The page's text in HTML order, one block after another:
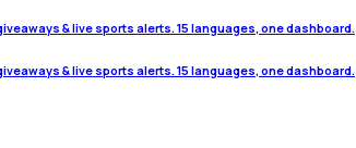
& live sports alerts. 15 languages, one dashboard.
& live sports alerts. 15 languages, one dashboard.